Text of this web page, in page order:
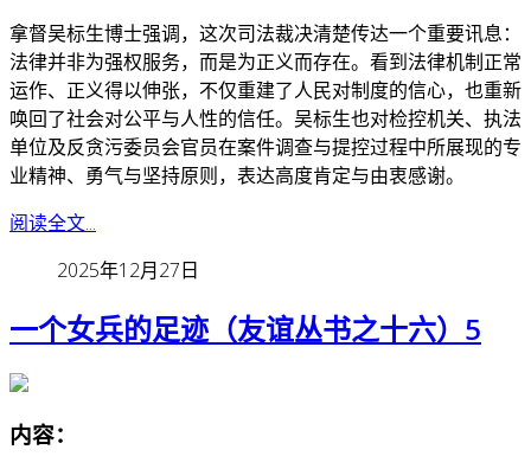
拿督吴标生博士强调，这次司法裁决清楚传达一个重要讯息：
法律并非为强权服务，而是为正义而存在。看到法律机制正常
运作、正义得以伸张，不仅重建了人民对制度的信心，也重新
唤回了社会对公平与人性的信任。 吴标生也对检控机关、执法
单位及反贪污委员会官员在案件调查与提控过程中所展现的专
业精神、勇气与坚持原则，表达高度肯定与由衷感谢。
阅读全文...
2025年12月27日
一个女兵的足迹（友谊丛书之十六）5
内容：